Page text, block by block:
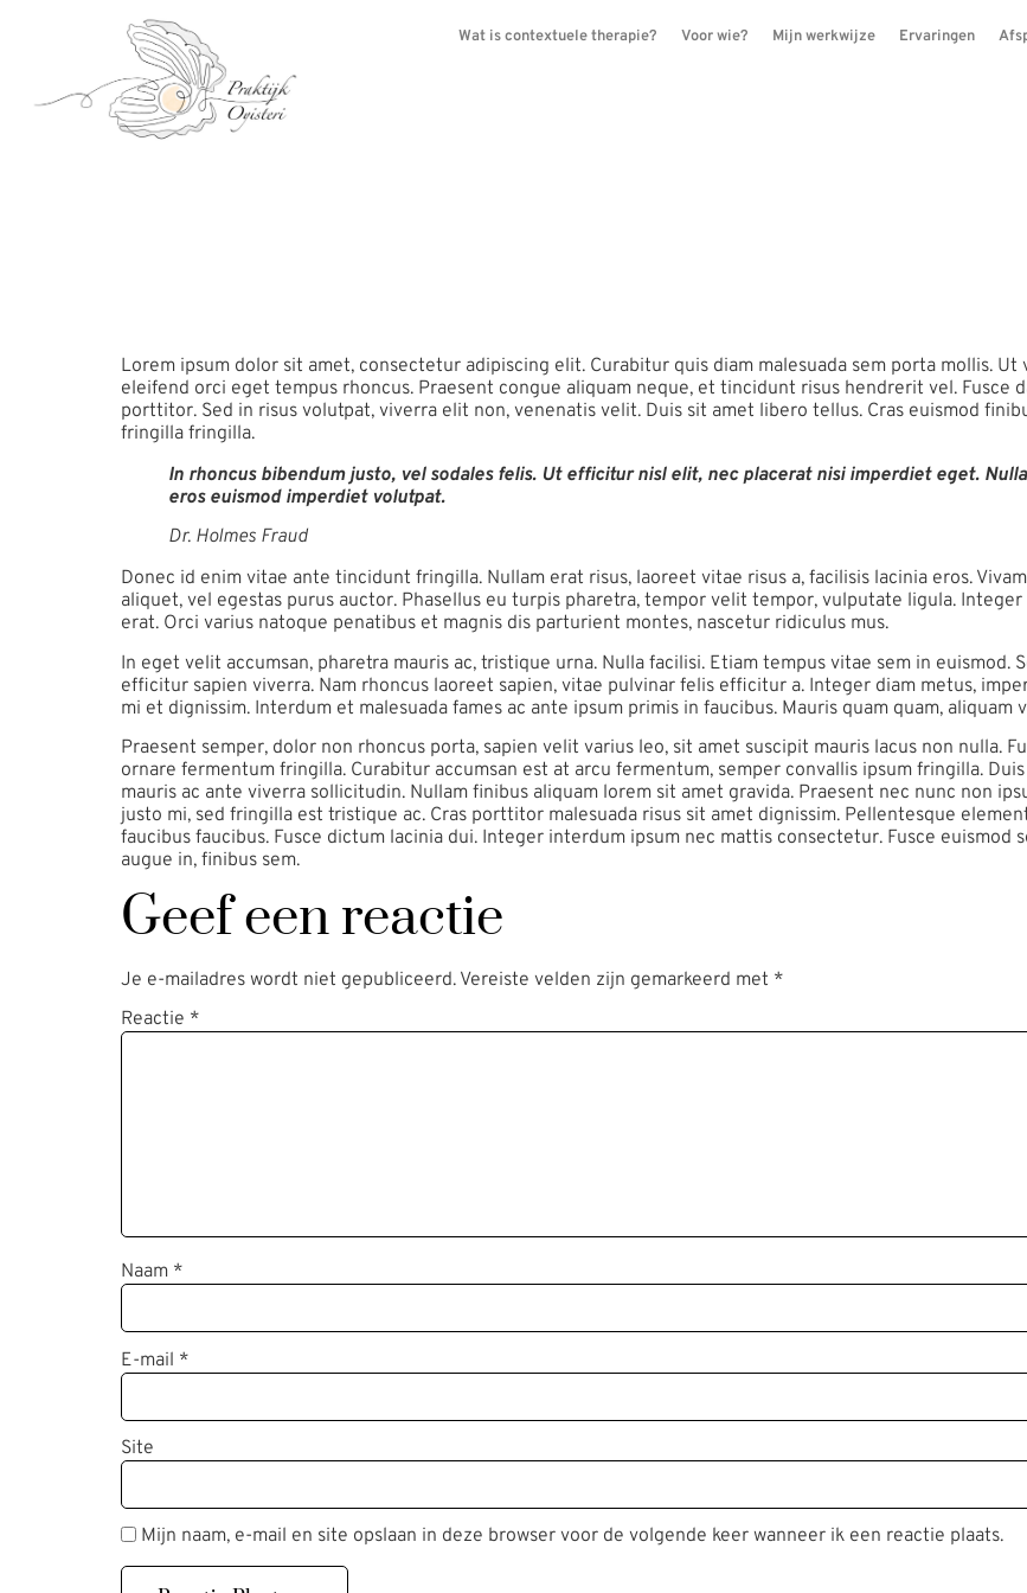
Wat is contextuele therapie? Voor wie? Mijn werkwijze Ervaringen
Cognitive behavioral
Lorem ipsum dolor sit amet, consectetur adipiscing elit. Curabitur quis diam malesuada sem porta mollis.
eleifend orci eget tempus rhoncus. Praesent congue aliquam neque, et tincidunt risus hendrerit vel.
porttitor. Sed in risus volutpat, viverra elit non, venenatis velit. Duis sit amet libero tellus. Cras euismod
fringilla fringilla.
In rhoncus bibendum justo, vel sodales felis. Ut efficitur nisl elit, nec placerat nisi imperdiet eget.
eros euismod imperdiet volutpat.
Dr. Holmes Fraud
Donec id enim vitae ante tincidunt fringilla. Nullam erat risus, laoreet vitae risus a, facilisis lacinia eros.
aliquet, vel egestas purus auctor. Phasellus eu turpis pharetra, tempor velit tempor, vulputate ligula.
erat. Orci varius natoque penatibus et magnis dis parturient montes, nascetur ridiculus mus.
In eget velit accumsan, pharetra mauris ac, tristique urna. Nulla facilisi. Etiam tempus vitae sem in
efficitur sapien viverra. Nam rhoncus laoreet sapien, vitae pulvinar felis efficitur a. Integer diam metus,
mi et dignissim. Interdum et malesuada fames ac ante ipsum primis in faucibus. Mauris quam quam, aliquam
Praesent semper, dolor non rhoncus porta, sapien velit varius leo, sit amet suscipit mauris lacus non nulla.
ornare fermentum fringilla. Curabitur accumsan est at arcu fermentum, semper convallis ipsum fringilla.
mauris ac ante viverra sollicitudin. Nullam finibus aliquam lorem sit amet gravida. Praesent nec nunc non
justo mi, sed fringilla est tristique ac. Cras porttitor malesuada risus sit amet dignissim. Pellentesque
faucibus faucibus. Fusce dictum lacinia dui. Integer interdum ipsum nec mattis consectetur. Fusce euismod
augue in, finibus sem.
Geef een reactie
Je e-mailadres wordt niet gepubliceerd. Vereiste velden zijn gemarkeerd met *
Reactie *
Naam *
E-mail *
Site
Mijn naam, e-mail en site opslaan in deze browser voor de volgende keer wanneer ik een reactie plaats.